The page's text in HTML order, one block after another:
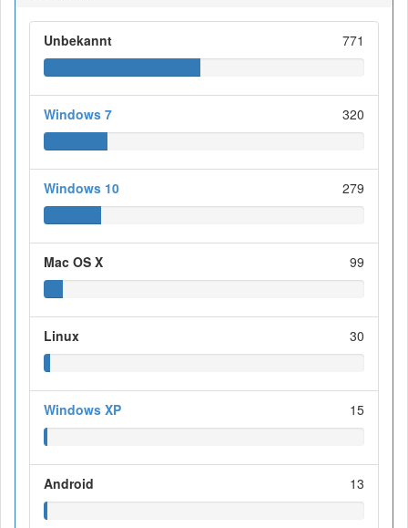
Unbekannt 771
Windows 7 320
Windows 10 279
Mac OS X 99
Linux 30
Windows XP 15
Android 13